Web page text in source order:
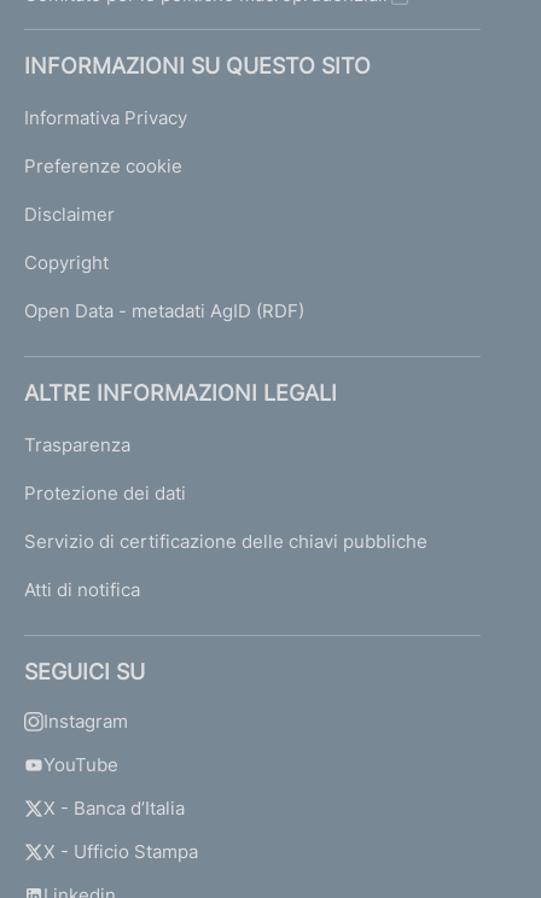
INFORMAZIONI SU QUESTO SITO
Informativa Privacy
Preferenze cookie
Disclaimer
Copyright
Open Data - metadati AgID (RDF)
ALTRE INFORMAZIONI LEGALI
Trasparenza
Protezione dei dati
Servizio di certificazione delle chiavi pubbliche
Atti di notifica
SEGUICI SU
Instagram
YouTube
X - Banca d’Italia
X - Ufficio Stampa